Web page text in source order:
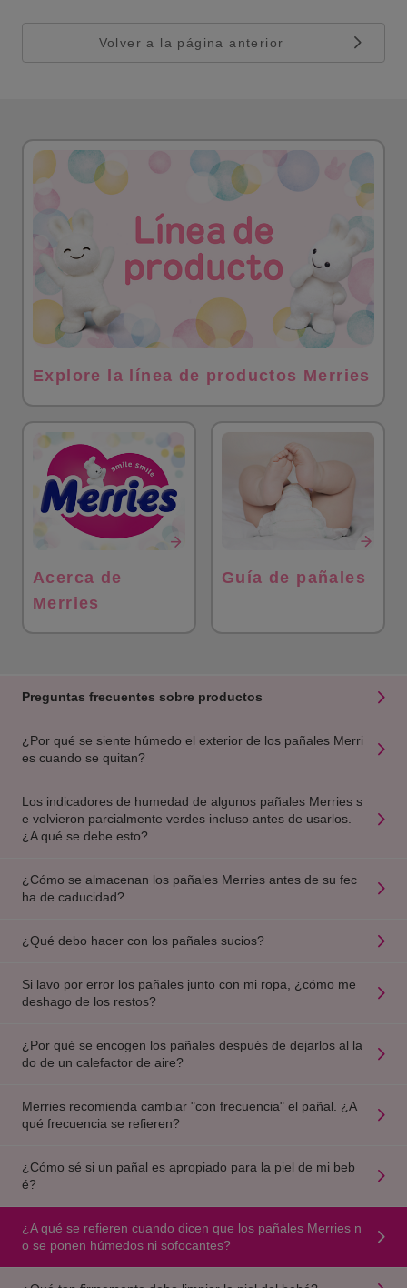
Volver a la página anterior
Explore la línea de productos Merries
Acerca de
Merries
Guía de pañales
Preguntas frecuentes sobre productos
¿Por qué se siente húmedo el exterior de los pañales Merri
es cuando se quitan?
Los indicadores de humedad de algunos pañales Merries s
e volvieron parcialmente verdes incluso antes de usarlos.
¿A qué se debe esto?
¿Cómo se almacenan los pañales Merries antes de su fec
ha de caducidad?
¿Qué debo hacer con los pañales sucios?
Si lavo por error los pañales junto con mi ropa, ¿cómo me
deshago de los restos?
¿Por qué se encogen los pañales después de dejarlos al la
do de un calefactor de aire?
Merries recomienda cambiar "con frecuencia" el pañal. ¿A
qué frecuencia se refieren?
¿Cómo sé si un pañal es apropiado para la piel de mi beb
é?
¿A qué se refieren cuando dicen que los pañales Merries n
o se ponen húmedos ni sofocantes?